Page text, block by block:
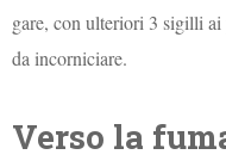
gare, con ulteriori 3 sigilli
da incorniciare.
Verso la